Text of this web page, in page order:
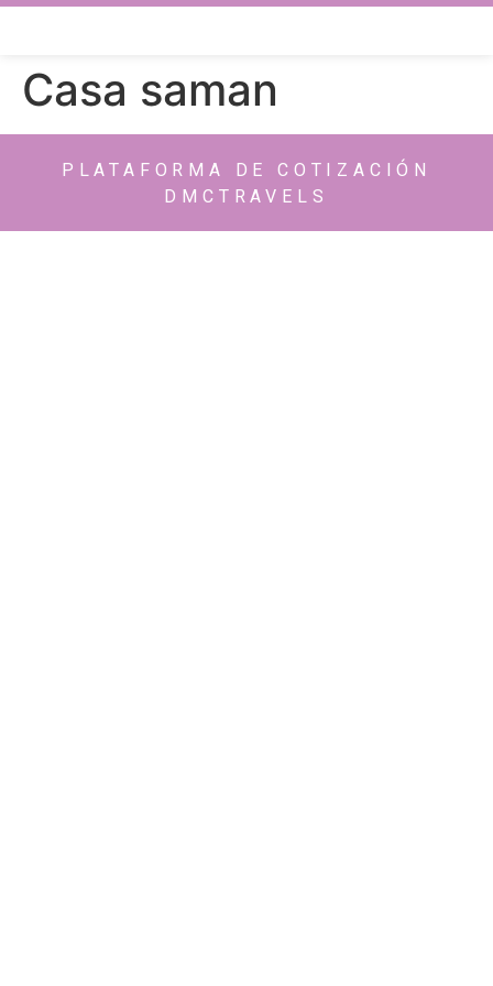
Casa saman
PLATAFORMA DE COTIZACIÓN
DMCTRAVELS